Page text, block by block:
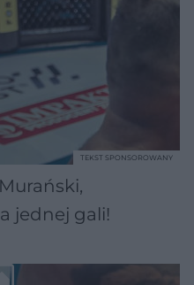
jednej gali!
TEKST SPONSOROWANY